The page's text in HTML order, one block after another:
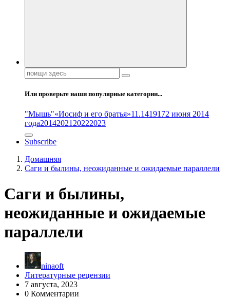
Поиск:
Или проверьте наши популярные категории...
"Мышь"«Иосиф и его братья»11.1419172 июня 2014
года2014202120222023
Subscribe
Домашняя
Саги и былины, неожиданные и ожидаемые параллели
Саги и былины,
неожиданные и ожидаемые
параллели
ninaoft
Литературные рецензии
7 августа, 2023
0 Комментарии